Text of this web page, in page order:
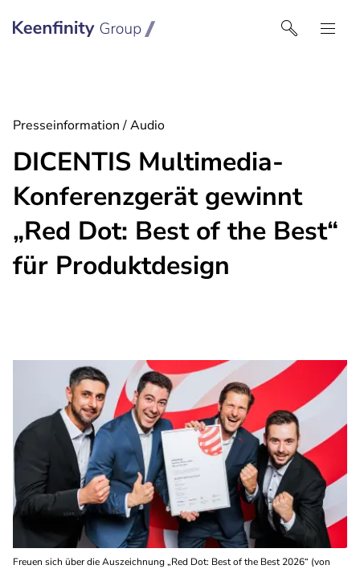
Keenfinity Group I Germany
Presseinformation / Audio
DICENTIS Multimedia-
Konferenzgerät gewinnt
„Red Dot: Best of the Best“
für Produktdesign
Freuen sich über die Auszeichnung „Red Dot: Best of the Best 2026“ (von